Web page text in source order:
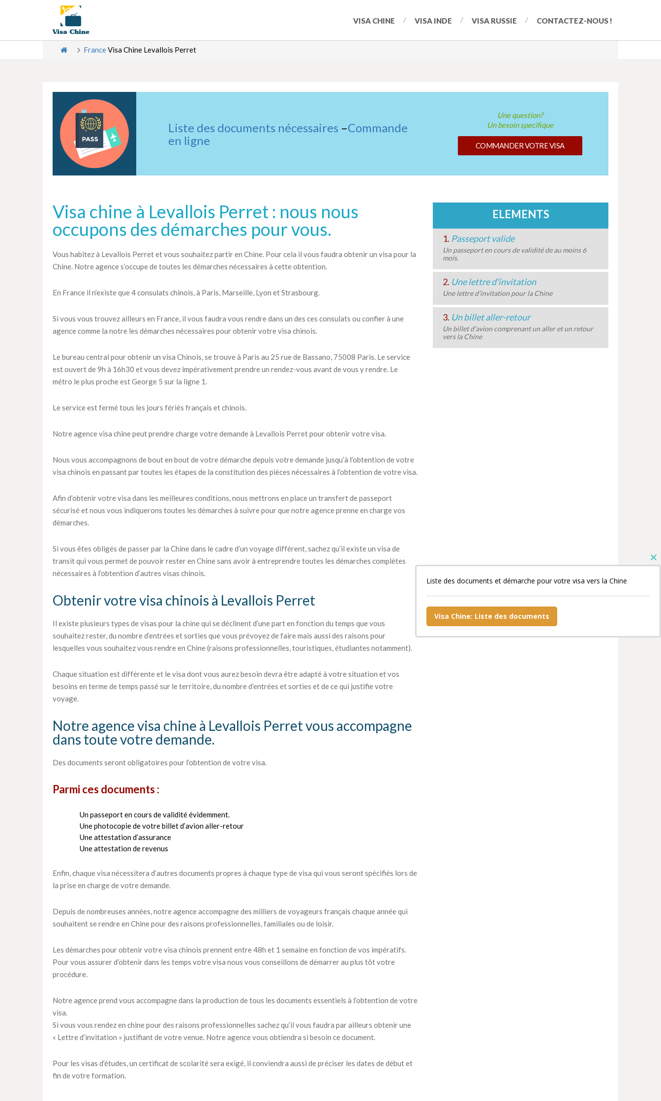
VISA CHINE VISA INDE VISA RUSSIE CONTACTEZ-NOUS !
FranceVisa Chine Levallois Perret
Liste des documents nécessaires –Commande
en ligne
Une question?
Un besoin specifique
COMMANDER VOTRE VISA
Visa chine à Levallois Perret : nous nous
occupons des démarches pour vous.
Vous habitez à Levallois Perret et vous souhaitez partir en Chine. Pour cela il vous faudra obtenir un visa pour la
Chine. Notre agence s’occupe de toutes les démarches nécessaires à cette obtention.
En France il n’existe que 4 consulats chinois, à Paris, Marseille, Lyon et Strasbourg.
Si vous vous trouvez ailleurs en France, il vous faudra vous rendre dans un des ces consulats ou confier à une
agence comme la notre les démarches nécessaires pour obtenir votre visa chinois.
Le bureau central pour obtenir un visa Chinois, se trouve à Paris au 25 rue de Bassano, 75008 Paris. Le service
est ouvert de 9h à 16h30 et vous devez impérativement prendre un rendez-vous avant de vous y rendre. Le
métro le plus proche est George 5 sur la ligne 1.
Le service est fermé tous les jours fériés français et chinois.
Notre agence visa chine peut prendre charge votre demande à Levallois Perret pour obtenir votre visa.
Nous vous accompagnons de bout en bout de votre démarche depuis votre demande jusqu’à l’obtention de votre
visa chinois en passant par toutes les étapes de la constitution des pièces nécessaires à l’obtention de votre visa.
Afin d’obtenir votre visa dans les meilleures conditions, nous mettrons en place un transfert de passeport
sécurisé et nous vous indiquerons toutes les démarches à suivre pour que notre agence prenne en charge vos
démarches.
Si vous êtes obligés de passer par la Chine dans le cadre d’un voyage différent, sachez qu’il existe un visa de
transit qui vous permet de pouvoir rester en Chine sans avoir à entreprendre toutes les démarches complètes
nécessaires à l’obtention d’autres visas chinois.
Obtenir votre visa chinois à Levallois Perret
Il existe plusieurs types de visas pour la chine qui se déclinent d’une part en fonction du temps que vous
souhaitez rester, du nombre d’entrées et sorties que vous prévoyez de faire mais aussi des raisons pour
lesquelles vous souhaitez vous rendre en Chine (raisons professionnelles, touristiques, étudiantes notamment).
Chaque situation est différente et le visa dont vous aurez besoin devra être adapté à votre situation et vos
besoins en terme de temps passé sur le territoire, du nombre d’entrées et sorties et de ce qui justifie votre
voyage.
Notre agence visa chine à Levallois Perret vous accompagne
dans toute votre demande.
Des documents seront obligatoires pour l’obtention de votre visa.
Parmi ces documents :
Un passeport en cours de validité évidemment.
Une photocopie de votre billet d’avion aller-retour
Une attestation d’assurance
Une attestation de revenus
Enfin, chaque visa nécessitera d’autres documents propres à chaque type de visa qui vous seront spécifiés lors de
la prise en charge de votre demande.
Depuis de nombreuses années, notre agence accompagne des milliers de voyageurs français chaque année qui
souhaitent se rendre en Chine pour des raisons professionnelles, familiales ou de loisir.
Les démarches pour obtenir votre visa chinois prennent entre 48h et 1 semaine en fonction de vos impératifs.
Pour vous assurer d’obtenir dans les temps votre visa nous vous conseillons de démarrer au plus tôt votre
procédure.
Notre agence prend vous accompagne dans la production de tous les documents essentiels à l’obtention de votre
visa.
Si vous vous rendez en chine pour des raisons professionnelles sachez qu’il vous faudra par ailleurs obtenir une
« Lettre d’invitation » justifiant de votre venue. Notre agence vous obtiendra si besoin ce document.
Pour les visas d’études, un certificat de scolarité sera exigé, il conviendra aussi de préciser les dates de début et
fin de votre formation.
ELEMENTS
1. Passeport valide
Un passeport en cours de validité de au moins 6
mois.
2. Une lettre d'invitation
Une lettre d’invitation pour la Chine
3. Un billet aller-retour
Un billet d’avion comprenant un aller et un retour
vers la Chine
Liste des documents et démarche pour votre visa vers la Chine
Visa Chine: Liste des documents